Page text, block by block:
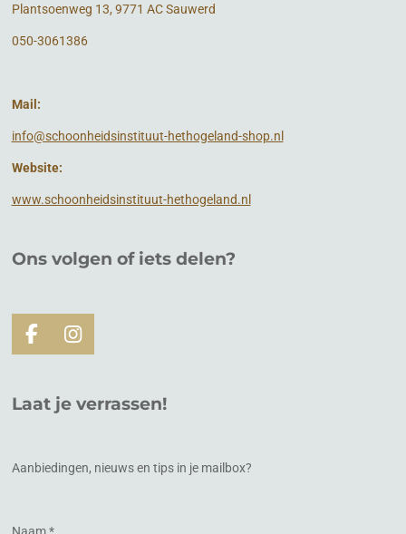
Plantsoenweg 13, 9771 AC Sauwerd
050-3061386
Mail:
info@schoonheidsinstituut-hethogeland-shop.nl
Website:
www.schoonheidsinstituut-hethogeland.nl
Ons volgen of iets delen?
F
a
e
b
k
I
n
t
a
a
Laat je verrassen!
Aanbiedingen, nieuws en tips in je mailbox?